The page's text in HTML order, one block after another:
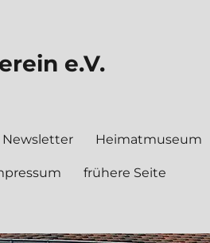
e.V.
Newsletter Heimatmuseum
frühere Seite